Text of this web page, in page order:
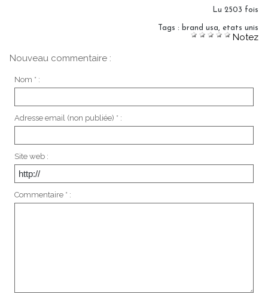
Lu 2503 fois
Tags : brand usa, etats unis
Notez
Nouveau commentaire :
Nom * :
Adresse email (non publiée) * :
Site web :
Commentaire * :